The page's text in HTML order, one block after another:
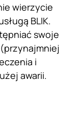
wierzycie
BLIK.
swoje
i
awarii.